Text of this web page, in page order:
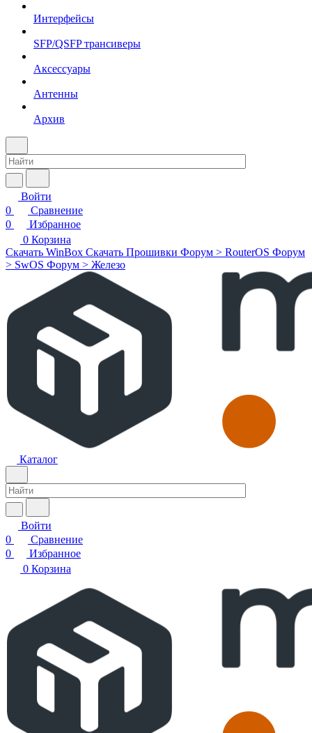
Интерфейсы
SFP/QSFP трансиверы
Аксессуары
Антенны
Архив
Войти
0
Сравнение
0
Избранное
0 Корзина
Скачать WinBox Скачать Прошивки Форум > RouterOS Форум
> SwOS Форум > Железо
Каталог
Войти
0
Сравнение
0
Избранное
0 Корзина